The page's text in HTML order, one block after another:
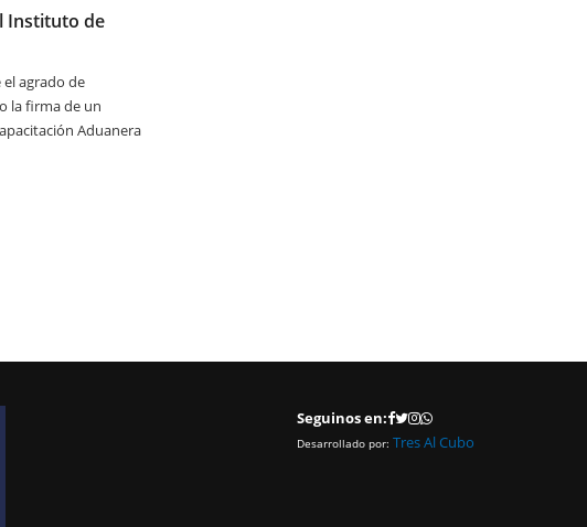
Instituto de
el agrado de
la firma de un
Aduanera
Seguinos en:
Desarrollado por: Tres Al Cubo